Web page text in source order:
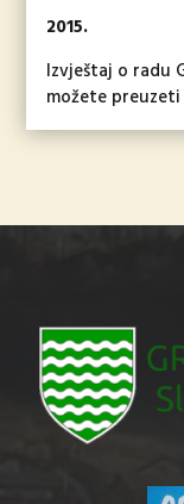
2015.
Izvještaj o radu
možete preuzeti